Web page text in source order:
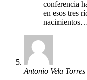
conferencia
en esos tres
Antonio Vela Torres